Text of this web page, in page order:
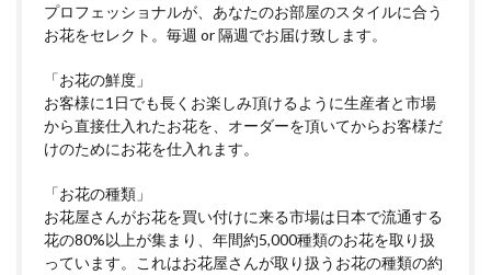
プロフェッショナルが、あなたのお部屋のスタイルに合う
お花をセレクト。毎週 or 隔週でお届け致します。
「お花の鮮度」
お客様に1日でも長くお楽しみ頂けるように生産者と市場
から直接仕入れたお花を、オーダーを頂いてからお客様だ
けのためにお花を仕入れます。
「お花の種類」
お花屋さんがお花を買い付けに来る市場は日本で流通する
花の80%以上が集まり、年間約5,000種類のお花を取り扱
っています。これはお花屋さんが取り扱うお花の種類の約